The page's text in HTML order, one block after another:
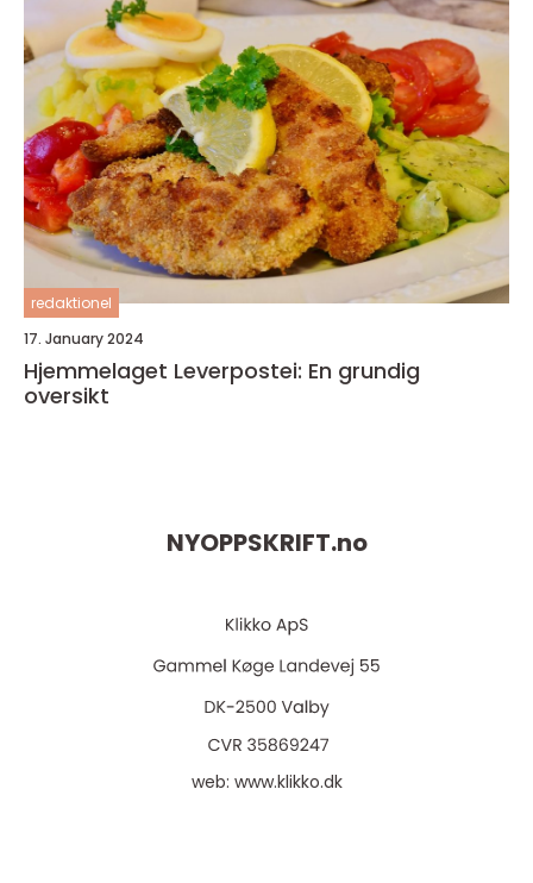
redaktionel
17. January 2024
Hjemmelaget Leverpostei: En grundig
oversikt
NYOPPSKRIFT.no
web: www.klikko.dk